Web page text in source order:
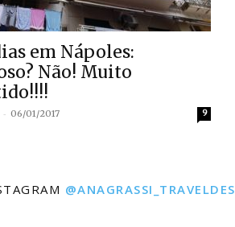
em Nápoles:
Não! Muito
- 06/01/2017 9